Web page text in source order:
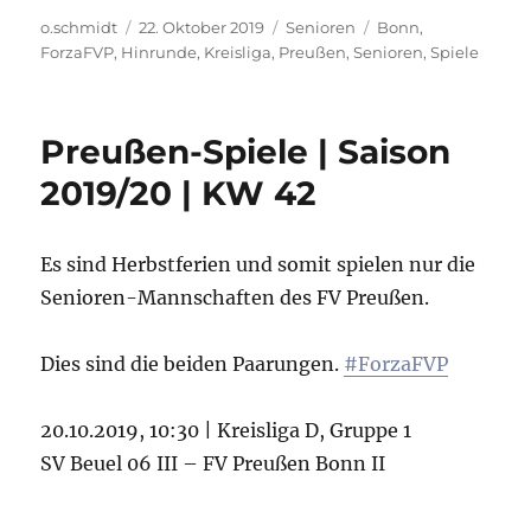
Autor
o.schmidt
Veröffentlicht
am
22. Oktober 2019 Kategorien
Senioren Schlagwörter
Bonn,
ForzaFVP, Hinrunde, Kreisliga, Preußen,Senioren,Spiele
Preußen-Spiele | Saison
2019/20 | KW 42
Es sind Herbstferien und somit spielen nur die
Senioren-Mannschaften des FV Preußen.
Dies sind die beiden Paarungen. #ForzaFVP
20.10.2019, 10:30 | Kreisliga D, Gruppe 1
SV Beuel 06 III – FV Preußen Bonn II